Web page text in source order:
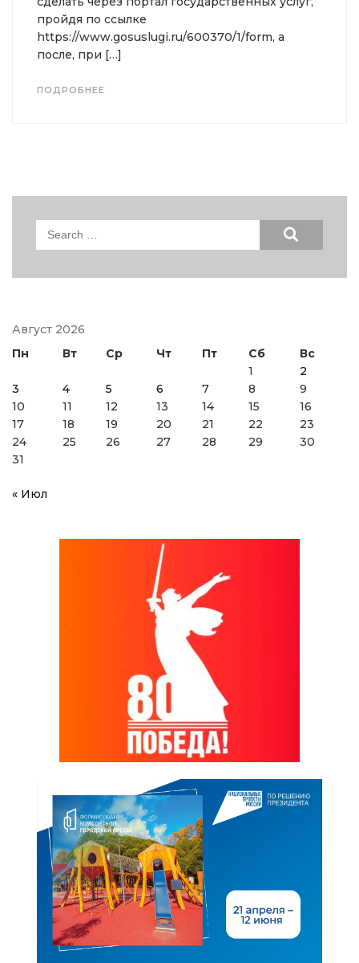
пройдя по ссылке
https://www.gosuslugi.ru/600370/1/form, а
после, при […]
ПОДРОБНЕЕ
Search
Август 2026
Пн
Вт Ср Чт Пт Сб
Вс
1
2
3
4 5 6 7 8
9
10
11 12 13 14 15
16
17
18 19 20 21 22
23
24
25 26 27 28 29
30
31
« Июл